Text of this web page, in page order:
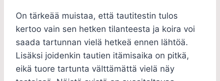
On tärkeää muistaa, että tautitestin tulos
kertoo vain sen hetken tilanteesta ja koira voi
saada tartunnan vielä hetkeä ennen lähtöä.
Lisäksi joidenkin tautien itämisaika on pitkä,
eikä tuore tartunta välttämättä vielä näy